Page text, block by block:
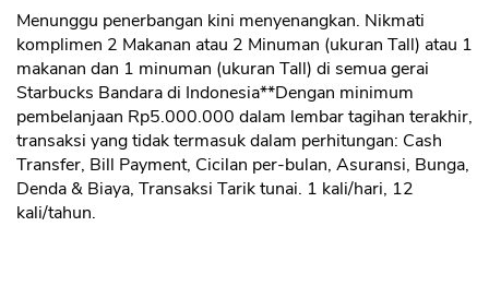
Menunggu penerbangan kini menyenangkan. Nikmati
komplimen 2 Makanan atau 2 Minuman (ukuran Tall) atau 1
makanan dan 1 minuman (ukuran Tall) di semua gerai
Starbucks Bandara di Indonesia**Dengan minimum
pembelanjaan Rp5.000.000 dalam lembar tagihan terakhir,
transaksi yang tidak termasuk dalam perhitungan: Cash
Transfer, Bill Payment, Cicilan per-bulan, Asuransi, Bunga,
Denda & Biaya, Transaksi Tarik tunai. 1 kali/hari, 12
kali/tahun.